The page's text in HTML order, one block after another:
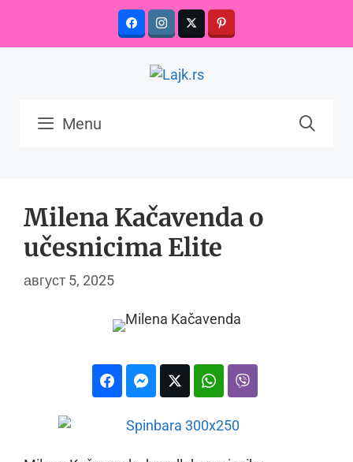
content
Menu
Milena Kačavenda o
učesnicima Elite
август 5, 2025